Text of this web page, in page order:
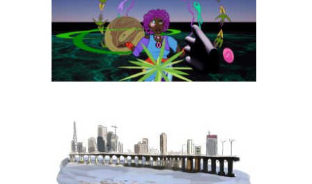
Oranova
LAGOS, HOME FOR ALL